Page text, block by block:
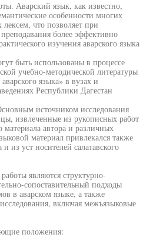
Аварский язык, как известно,
особенности многих
что позволяет при
более эффективно
изучения аварского языка
быть использованы в процессе
учебно-методической литературы
языка» в вузах и
Республики Дагестан
источником исследования
извлеченные из рукописных работ
автора и различных
материал привлекался также
из уст носителей салатавского
являются структурно-
сопоставительный подходы
в аварском языке, а также
включая межъязыковые
положения: